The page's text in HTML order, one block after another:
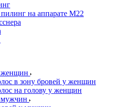
на аппарате M22
женщин
в зону бровей у женщин
на голову у женщин
мужчин